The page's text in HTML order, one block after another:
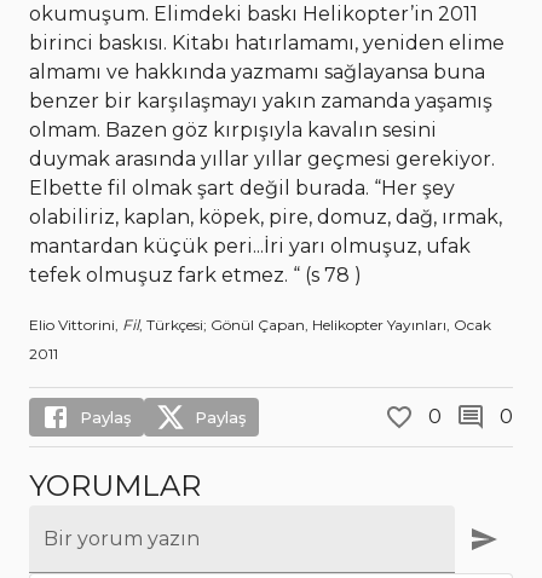
okumuşum. Elimdeki baskı Helikopter’in 2011
birinci baskısı. Kitabı hatırlamamı, yeniden elime
almamı ve hakkında yazmamı sağlayansa buna
benzer bir karşılaşmayı yakın zamanda yaşamış
olmam. Bazen göz kırpışıyla kavalın sesini
duymak arasında yıllar yıllar geçmesi gerekiyor.
Elbette fil olmak şart değil burada. “Her şey
olabiliriz, kaplan, köpek, pire, domuz, dağ, ırmak,
mantardan küçük peri...İri yarı olmuşuz, ufak
tefek olmuşuz fark etmez. “ (s 78 )
Elio Vittorini, Fil, Türkçesi; Gönül Çapan, Helikopter Yayınları, Ocak
2011
Paylaş Paylaş 0 0
YORUMLAR
Bir yorum yazın